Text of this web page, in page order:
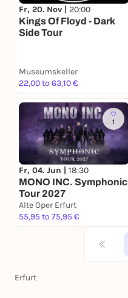
Fr, 20. Nov | 20:00
Kings Of Floyd - Dark
Side Tour
Museumskeller
22,00 to 63,10 €
1
Fr, 04. Jun | 18:30
MONO INC. Symphonic
Tour 2027
Alte Oper Erfurt
55,95 to 75,95 €
Erfurt